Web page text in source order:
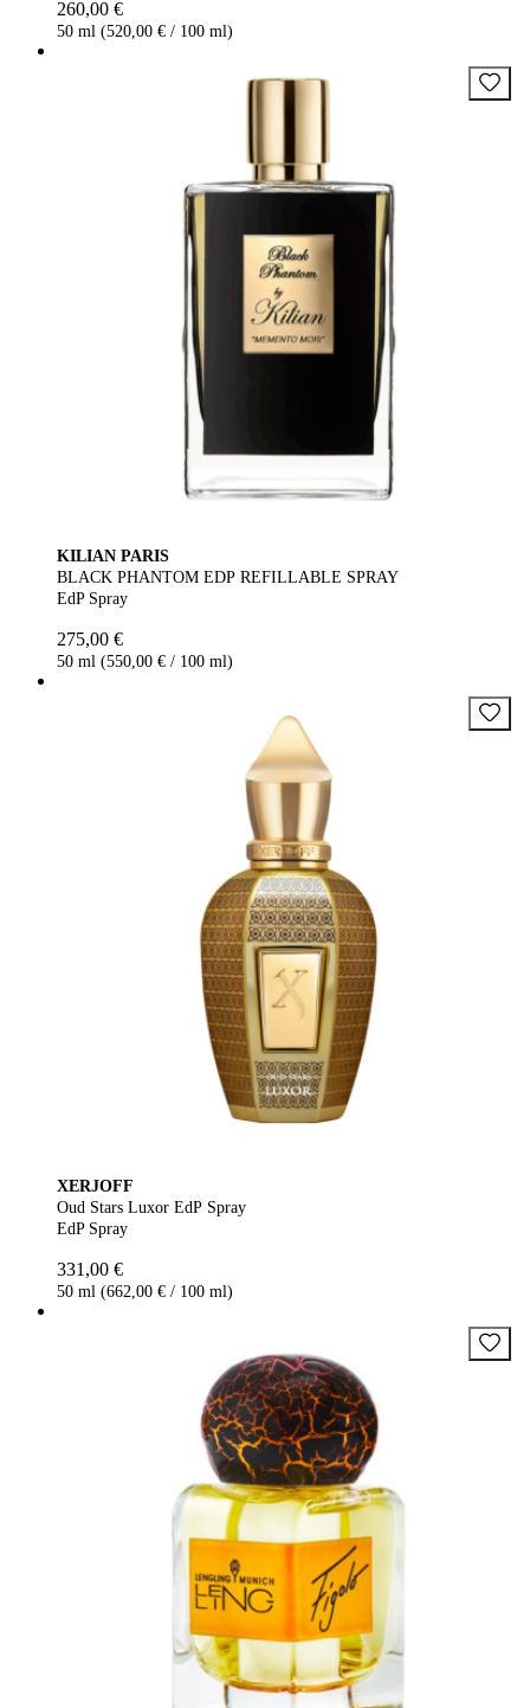
260,00 €
50 ml (520,00 € / 100 ml)
KILIAN PARIS
BLACK PHANTOM EDP REFILLABLE SPRAY
EdP Spray
275,00 €
50 ml (550,00 € / 100 ml)
XERJOFF
Oud Stars Luxor EdP Spray
EdP Spray
331,00 €
50 ml (662,00 € / 100 ml)